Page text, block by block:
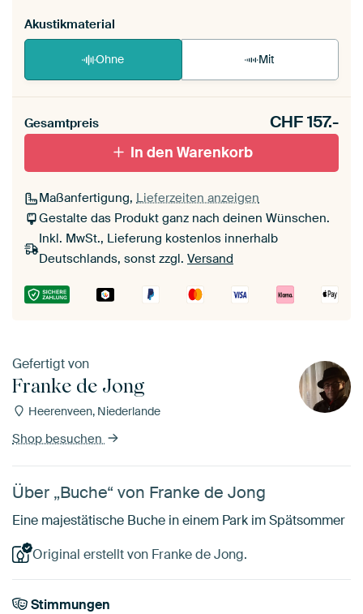
Akustikmaterial
Ohne Mit
Gesamtpreis CHF157.-
In den Warenkorb
Maßanfertigung, Lieferzeiten anzeigen
Gestalte das Produkt ganz nach deinen Wünschen.
Inkl. MwSt., Lieferung kostenlos innerhalb
Deutschlands, sonst zzgl. Versand
Gefertigt von
Franke de Jong
Heerenveen, Niederlande
Shop besuchen
Über „Buche“ von Franke de Jong
Eine majestätische Buche in einem Park im Spätsommer
Original erstellt von Franke de Jong.
Stimmungen